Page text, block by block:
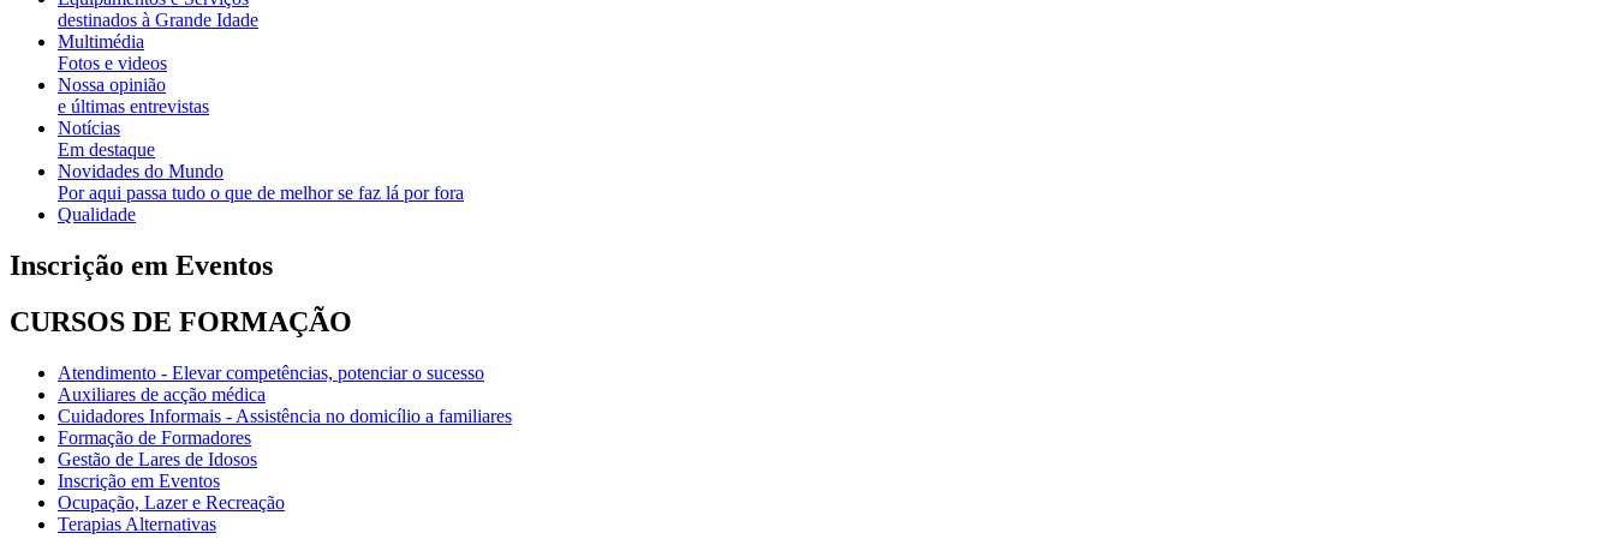
destinados à Grande Idade
Multimédia
Fotos e videos
Nossa opinião
e últimas entrevistas
Notícias
Em destaque
Novidades do Mundo
Por aqui passa tudo o que de melhor se faz lá por fora
Qualidade
Inscrição em Eventos
CURSOS DE FORMAÇÃO
Atendimento - Elevar competências, potenciar o sucesso
Auxiliares de acção médica
Cuidadores Informais - Assistência no domicílio a familiares
Formação de Formadores
Gestão de Lares de Idosos
Inscrição em Eventos
Ocupação, Lazer e Recreação
Terapias Alternativas